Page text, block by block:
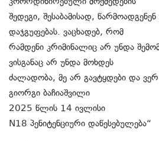
შედეგი, შესაბამისად,
დაჯგუფებას. ვაცხადებ, რომ
რამდენი კრიმინალიც არ უნდა
ვისგანაც არ უნდა მოხდეს
ძალადობა, მე არ გავტყდები და ვერ
გიორგი ბაჩიაშვილი
2025 წლის 14 ივლისი
N18 პენიტენციური დაწესებულება“